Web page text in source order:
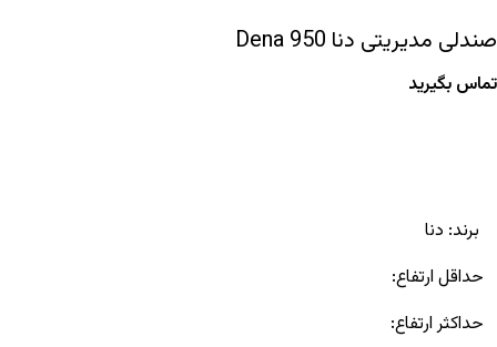
صندلی مدیریتی دنا Dena 950
تماس بگیرید
برند: دنا
حداقل ارتفاع:
حداکثر ارتفاع: